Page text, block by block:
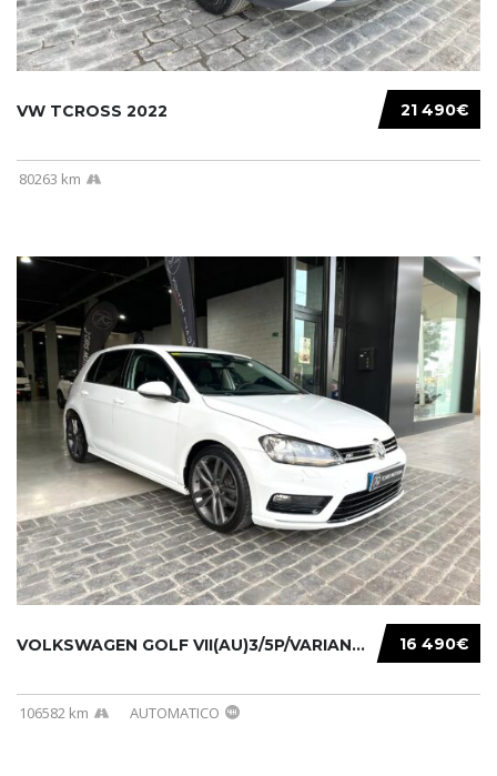
21 490€
VW TCROSS 2022
80263 km
16 490€
VOLKSWAGEN GOLF VII(AU)3/5P/VARIANT(12-16 20...
106582 km AUTOMATICO